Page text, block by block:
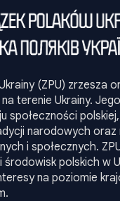
(ZPU) zrzesza
terenie Ukrainy.
społeczności
narodowych oraz
i społecznych.
polskich w
na poziomie